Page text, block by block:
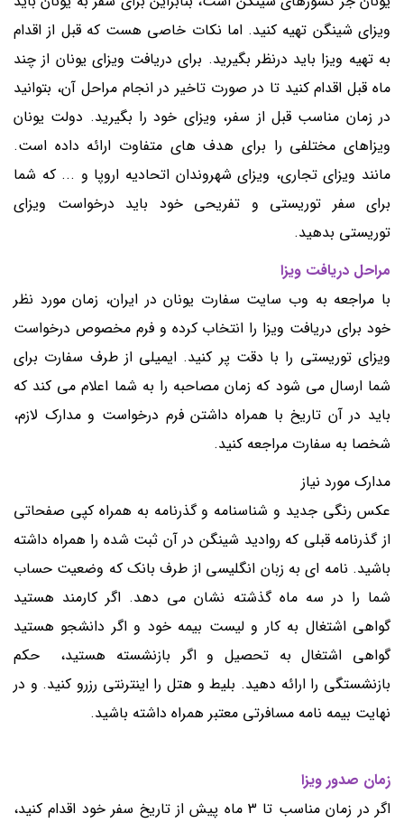
ویزای شینگن تهیه کنید. اما نکات خاصی هست که قبل از اقدام
به تهیه ویزا باید درنظر بگیرید. برای دریافت ویزای یونان از چند
ماه قبل اقدام کنید تا در صورت تاخیر در انجام مراحل آن، بتوانید
در زمان مناسب قبل از سفر، ویزای خود را بگیرید. دولت یونان
ویزاهای مختلفی را برای هدف های متفاوت ارائه داده است.
مانند ویزای تجاری، ویزای شهروندان اتحادیه اروپا و ... که شما
برای سفر توریستی و تفریحی خود باید درخواست ویزای
توریستی بدهید.
مراحل دریافت ویزا
با مراجعه به وب سایت سفارت یونان در ایران، زمان مورد نظر
خود برای دریافت ویزا را انتخاب کرده و فرم مخصوص درخواست
ویزای توریستی را با دقت پر کنید. ایمیلی از طرف سفارت برای
شما ارسال می شود که زمان مصاحبه را به شما اعلام می کند که
باید در آن تاریخ با همراه داشتن فرم درخواست و مدارک لازم،
شخصا به سفارت مراجعه کنید.
مدارک مورد نیاز
عکس رنگی جدید و شناسنامه و گذرنامه به همراه کپی صفحاتی
از گذرنامه قبلی که روادید شینگن در آن ثبت شده را همراه داشته
باشید. نامه ای به زبان انگلیسی از طرف بانک که وضعیت حساب
شما را در سه ماه گذشته نشان می دهد. اگر کارمند هستید
گواهی اشتغال به کار و لیست بیمه خود و اگر دانشجو هستید
گواهی اشتغال به تحصیل و اگر بازنشسته هستید، حکم
بازنشستگی را ارائه دهید. بلیط و هتل را اینترنتی رزرو کنید. و در
نهایت بیمه نامه مسافرتی معتبر همراه داشته باشید.
زمان صدور ویزا
اگر در زمان مناسب تا 3 ماه پیش از تاریخ سفر خود اقدام کنید،